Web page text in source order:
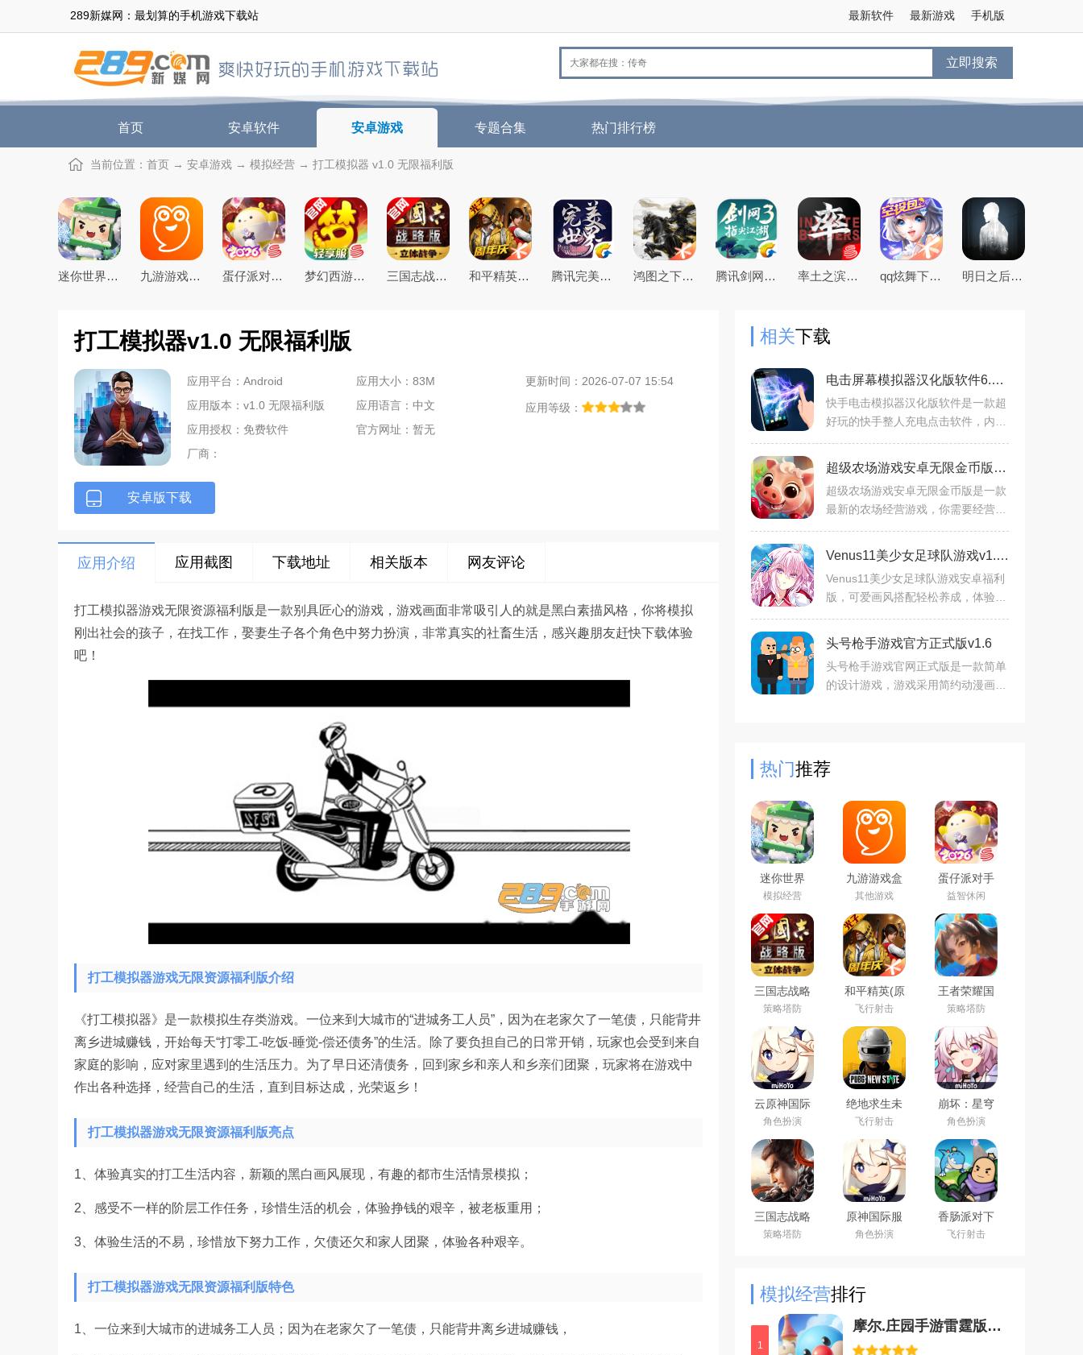
289新媒网：最划算的手机游戏下载站 手机版
最新游戏
最新软件
立即搜索
首页 安卓软件 安卓游戏 专题合集 热门排行榜
当前位置： 首页 → 安卓游戏 → 模拟经营 → 打工模拟器 v1.0 无限福利版
迷你世界2026最新官方版 九游游戏盒子app2026最新版 蛋仔派对手游(元气零食季)下载官方正版 梦幻西游手游下载2026最新版 三国志战略版2026官方最新版 和平精英(原刺激战场)官方最新版 腾讯完美世界手游 鸿图之下腾讯游戏正式版 腾讯剑网3指尖江湖手游 率土之滨手游下载2026最新版本 qq炫舞下载2026最新版 明日之后官方手游版
打工模拟器v1.0 无限福利版
应用平台：Android 应用大小：83M
更新时间：2026-07-07 15:54
应用版本：v1.0 无限福利版
应用语言：中文
应用等级：
应用授权：免费软件
官方网址：暂无
厂商：
安卓版下载
应用介绍 应用截图 下载地址 相关版本 网友评论
打工模拟器游戏无限资源福利版是一款别具匠心的游戏，游戏画面非常吸引人的就是黑白素描风格，你将模拟
刚出社会的孩子，在找工作，娶妻生子各个角色中努力扮演，非常真实的社畜生活，感兴趣朋友赶快下载体验
吧！
打工模拟器游戏无限资源福利版介绍
《打工模拟器》是一款模拟生存类游戏。一位来到大城市的“进城务工人员”，因为在老家欠了一笔债，只能背井
离乡进城赚钱，开始每天“打零工-吃饭-睡觉-偿还债务”的生活。除了要负担自己的日常开销，玩家也会受到来自
家庭的影响，应对家里遇到的生活压力。为了早日还清债务，回到家乡和亲人和乡亲们团聚，玩家将在游戏中
作出各种选择，经营自己的生活，直到目标达成，光荣返乡！
打工模拟器游戏无限资源福利版亮点
1、体验真实的打工生活内容，新颖的黑白画风展现，有趣的都市生活情景模拟；
2、感受不一样的阶层工作任务，珍惜生活的机会，体验挣钱的艰辛，被老板重用；
3、体验生活的不易，珍惜放下努力工作，欠债还欠和家人团聚，体验各种艰辛。
打工模拟器游戏无限资源福利版特色
1、一位来到大城市的进城务工人员；因为在老家欠了一笔债，只能背井离乡进城赚钱，
相关下载
电击屏幕模拟器汉化版软件6.2最新恶搞版
快手电击模拟器汉化版软件是一款超
好玩的快手整人充电点击软件，内置
效、恶搞电击特效等功能，玩法多
样，恶搞趣味多，是你掌上恶
超级农场游戏安卓无限金币版v1.0
超级农场游戏安卓无限金币版是一款
最新的农场经营游戏，你需要经营好
物，饲养猪牛羊，让他们创造收益，
然后用赚来的钱去不断装
Venus11美少女足球队游戏v1.1 2026官方中文版
Venus11美少女足球队游戏安卓福利
版，可爱画风搭配轻松养成，体验独
建你的美少女战队，享受足球乐趣。
头号枪手游戏官方正式版v1.6
头号枪手游戏官网正式版是一款简单
的设计游戏，游戏采用简约动漫画
热门推荐
迷你世界
2026最新官
方版
模拟经营
九游游戏盒
子app2026
最新版
其他游戏
蛋仔派对手
游(元气零食
季)下载官方
正版
益智休闲
三国志战略
版2026官方
最新版
策略塔防
和平精英(原
刺激战场)官
方最新版
飞行射击
王者荣耀国
际服下载
2026官方手
机版
（Honor of
Kings）
策略塔防
云原神国际
版app下载
2026最新版
角色扮演
绝地求生未
来之役手游
国际服下载
正版
飞行射击
崩坏：星穹
铁道官方手
游下载安卓
最新版
角色扮演
三国志战略
版安卓灵犀
客户端3D最
策略塔防
原神国际服
(Genshin
Impact)下载
角色扮演
香肠派对下
载2026最新
版
飞行射击
模拟经营排行
1
摩尔.庄园手游雷霆版下载官方版v2.9.24091002S安卓版